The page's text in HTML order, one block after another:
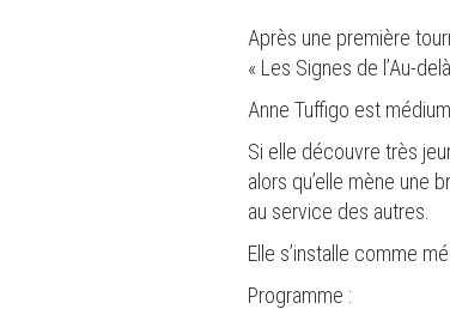
Après une première
« Les Signes de l’Au-
Anne Tuffigo est
Si elle découvre très
alors qu’elle mène une
au service des autres.
Elle s’installe comme
Programme :